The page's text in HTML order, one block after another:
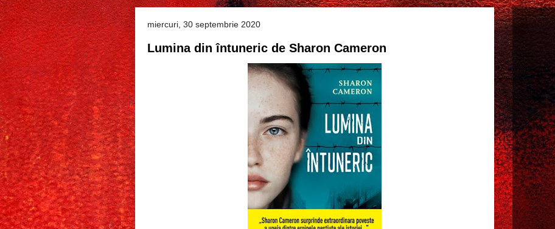
miercuri, 30 septembrie 2020
Lumina din întuneric de Sharon Cameron